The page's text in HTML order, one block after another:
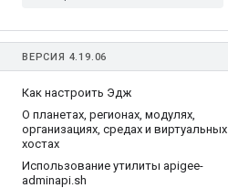
ВЕРСИЯ 4.19.06
Как настроить Эдж
О планетах, регионах, модулях,
организациях, средах и виртуальных
хостах
Использование утилиты apigee-
adminapi.sh